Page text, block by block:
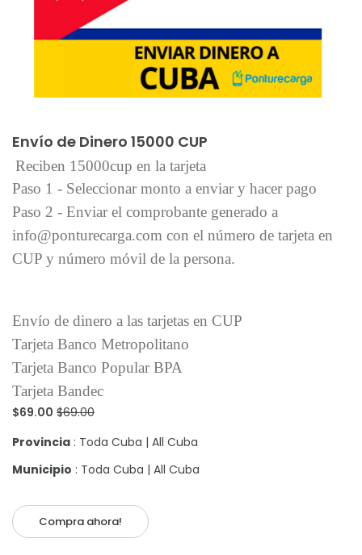
Envío de Dinero 15000 CUP
Reciben 15000cup en la tarjeta
Paso 1 - Seleccionar monto a enviar y hacer pago
Paso 2 - Enviar el comprobante generado a
info@ponturecarga.com con el número de tarjeta en
CUP y número móvil de la persona.
Envío de dinero a las tarjetas en CUP
Tarjeta Banco Metropolitano
Tarjeta Banco Popular BPA
Tarjeta Bandec
$69.00 $69.00
Provincia : Toda Cuba | All Cuba
Municipio : Toda Cuba | All Cuba
Compra ahora!